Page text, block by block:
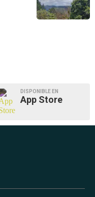
DISPONIBLE EN
App Store